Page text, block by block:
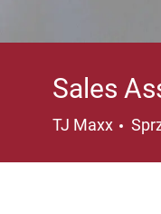
Sales
TJ Maxx